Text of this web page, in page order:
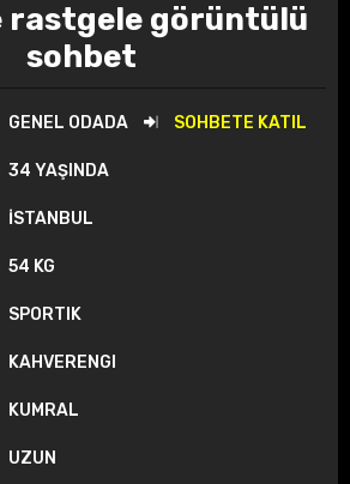
rastgele görüntülü
sohbet
GENEL ODADA SOHBETE KATIL
34 YAŞINDA
İSTANBUL
54 KG
SPORTIK
KAHVERENGI
KUMRAL
UZUN